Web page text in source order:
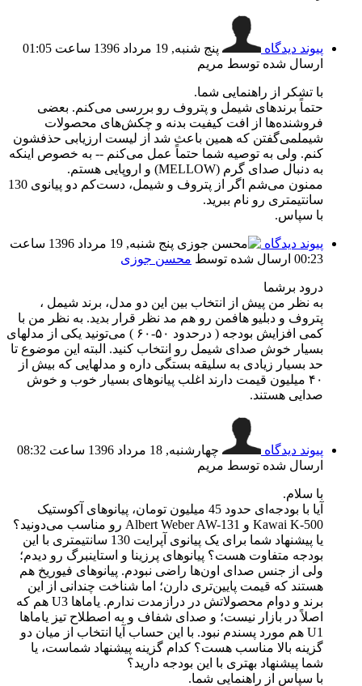
پیوند دیدگاه
پنج شنبه, 19 مرداد 1396 ساعت 01:05
ارسال شده توسط مریم
با تشکر از راهنمایی شما.
حتماً برندهای شیمل و پتروف رو بررسی می‌کنم. بعضی
فروشنده‌ها از افت کیفیت بدنه و چکش‌های محصولات
شیملمی‌گفتن که همین باعث شد از لیست ارزیابی حذفشون
کنم. ولی به توصیه شما حتماً عمل می‌کنم -- به خصوص اینکه
به دنبال صدای گرم (MELLOW) و اروپایی هستم.
ممنون می‌شم اگر از پتروف و شیمل، دست‌کم دو پیانوی 130
سانتیمتری رو نام ببرید.
با سپاس.
پیوند دیدگاه
پنج شنبه, 19 مرداد 1396 ساعت
00:23 ارسال شده توسط محسن جوزی
درود برشما
به نظر من پیش از انتخاب بین این دو مدل، برند شیمل ،
پتروف و دبلیو هافمن رو هم مد نظر قرار بدید. به نظر من با
کمی افزایش بودجه (‌ درحدود ۵۰-۶۰ )‌ می‌تونید یکی از مدلهای
بسیار خوش صدای شیمل رو انتخاب کنید. البته این موضوع تا
حد بسیار زیادی به سلیقه بستگی داره و مدلهایی که بیش از
۴۰ میلیون قیمت دارند اغلب پیانوهای بسیار خوب و خوش
صدایی هستند.
پیوند دیدگاه
چهارشنبه, 18 مرداد 1396 ساعت 08:32
ارسال شده توسط مریم
با سلام.
آیا با بودجه‌ای حدود 45 میلیون تومان، پیانوهای آکوستیک
Kawai K-500 و Albert Weber AW-131 رو مناسب می‌دونید؟
یا پیشنهاد شما برای یک پیانوی آپرایت 130 سانتیمتری با این
بودجه متفاوت هست؟ پیانوهای پرزینا و استاینبرگ رو دیدم؛
ولی از جنس صدای اون‌ها راضی نبودم. پیانوهای فیوریخ هم
هستند که قیمت پایین‌تری دارن؛ اما شناخت چندانی از این
برند و دوام محصولاتش در درازمدت ندارم. یاماها U3 هم که
اصلاً در بازار نیست؛ و صدای شفاف و به اصطلاح تیز یاماها
U1 هم مورد پسندم نبود. با این حساب آیا انتخاب از میان دو
گزینه بالا مناسب هست؟ کدام گزینه پیشنهاد شماست، یا
شما پیشنهاد بهتری با این بودجه دارید؟
با سپاس از راهنمایی شما.